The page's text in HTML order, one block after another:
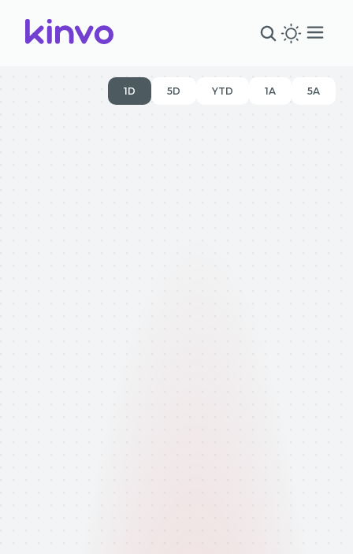
1D 5D YTD 1A 5A